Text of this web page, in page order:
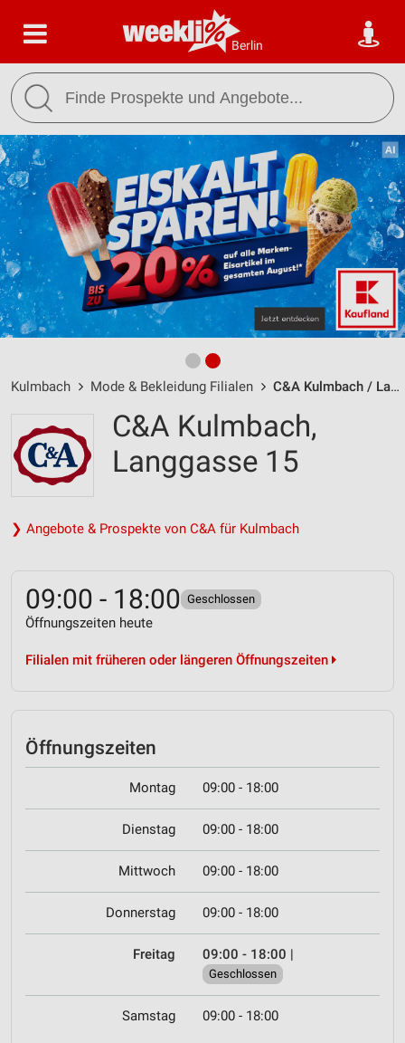
Berlin
Kulmbach Mode & Bekleidung Filialen C&A Kulmbach / Langgasse 15 - Öffnungszeiten & Adresse
C&A Kulmbach,
Langgasse 15
❯ Angebote & Prospekte von C&A für Kulmbach
09:00 - 18:00 Geschlossen
Öffnungszeiten heute
Filialen mit früheren oder längeren Öffnungszeiten
Öffnungszeiten
Montag 09:00 - 18:00
Dienstag 09:00 - 18:00
Mittwoch 09:00 - 18:00
Donnerstag 09:00 - 18:00
Freitag 09:00 - 18:00 |
Geschlossen
Samstag 09:00 - 18:00